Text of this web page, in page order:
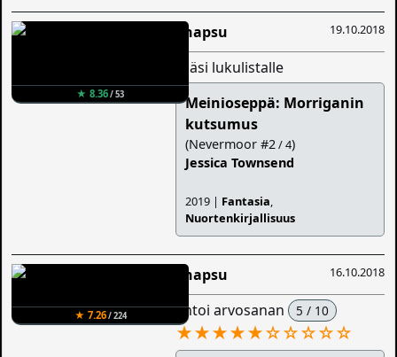
★ 8.36/ 53
19.10.2018
Snapsu
lisäsi lukulistalle
Meinioseppä: Morriganin
kutsumus
(Nevermoor #2 / 4)
Jessica Townsend
2019 | Fantasia,
Nuortenkirjallisuus
★ 7.26/ 224
16.10.2018
Snapsu
antoi arvosanan 5 / 10
★★★★★☆☆☆☆☆